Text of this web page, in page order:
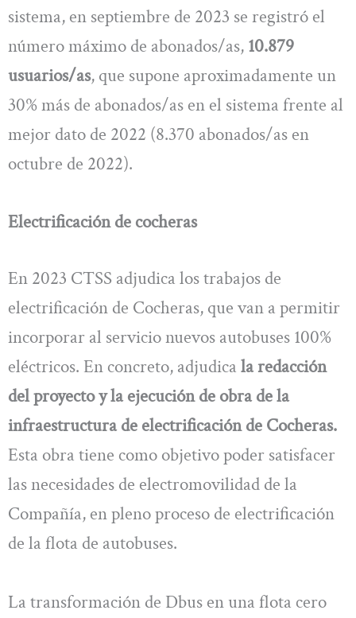
sistema, en septiembre de 2023 se registró el
número máximo de abonados/as, 10.879
usuarios/as, que supone aproximadamente un
30% más de abonados/as en el sistema frente al
mejor dato de 2022 (8.370 abonados/as en
octubre de 2022).
Electrificación de cocheras
En 2023 CTSS adjudica los trabajos de
electrificación de Cocheras, que van a permitir
incorporar al servicio nuevos autobuses 100%
eléctricos. En concreto, adjudica la redacción
del proyecto y la ejecución de obra de la
infraestructura de electrificación de Cocheras.
Esta obra tiene como objetivo poder satisfacer
las necesidades de electromovilidad de la
Compañía, en pleno proceso de electrificación
de la flota de autobuses.
La transformación de Dbus en una flota cero